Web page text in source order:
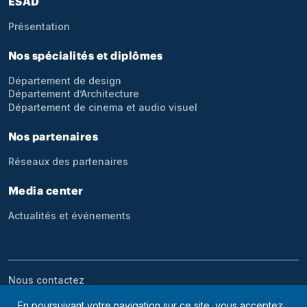
Présentation
Nos spécialités et diplômes
Département de design
Département d’Architecture
Département de cinema et audio visuel
Nos partenaires
Réseaux des partenaires
Media center
Actualités et événements
Menu bottom footer
Nous contactez